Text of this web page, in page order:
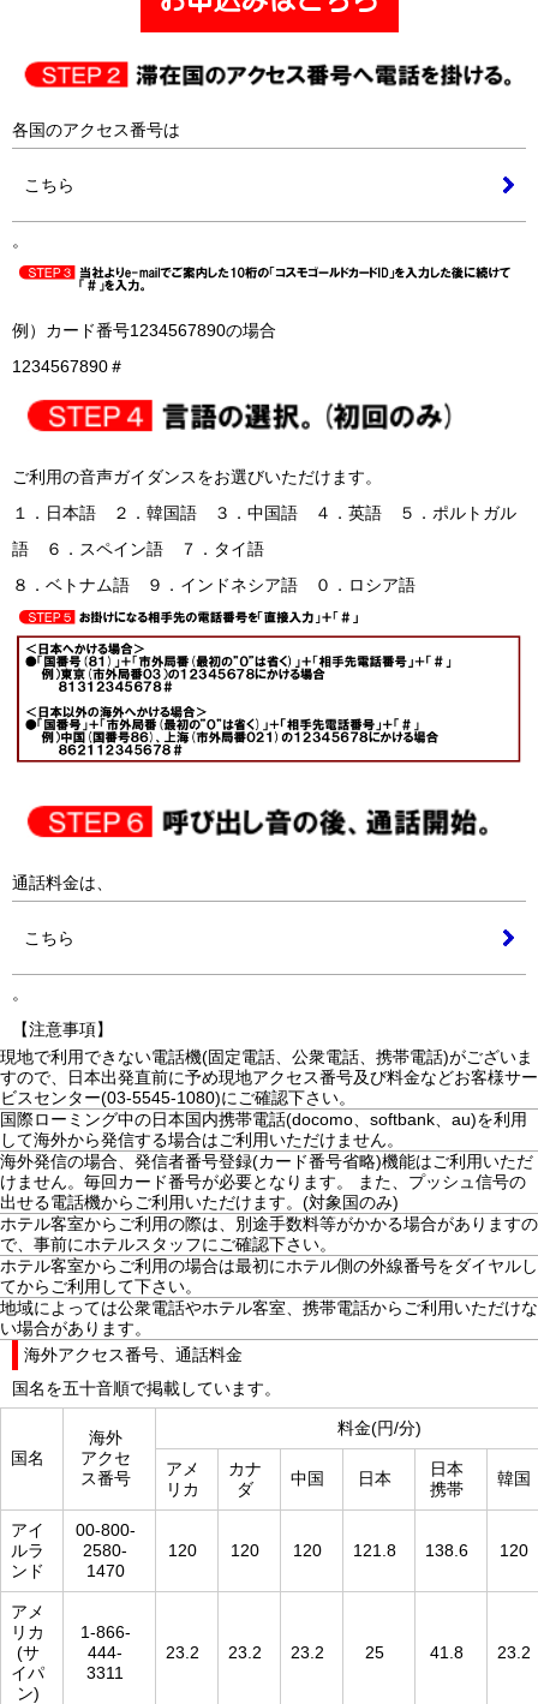
各国のアクセス番号は
こちら
。
例）カード番号1234567890の場合
1234567890＃
ご利用の音声ガイダンスをお選びいただけます。
１．日本語 ２．韓国語 ３．中国語 ４．英語 ５．ポルトガル
語 ６．スペイン語 ７．タイ語
８．ベトナム語 ９．インドネシア語 ０．ロシア語
通話料金は、
こちら
。
【注意事項】
現地で利用できない電話機(固定電話、公衆電話、携帯電話)がございま
すので、日本出発直前に予め現地アクセス番号及び料金などお客様サー
ビスセンター(03-5545-1080)にご確認下さい。
国際ローミング中の日本国内携帯電話(docomo、softbank、au)を利用
して海外から発信する場合はご利用いただけません。
海外発信の場合、発信者番号登録(カード番号省略)機能はご利用いただ
けません。毎回カード番号が必要となります。 また、プッシュ信号の
出せる電話機からご利用いただけます。(対象国のみ)
ホテル客室からご利用の際は、別途手数料等がかかる場合がありますの
で、事前にホテルスタッフにご確認下さい。
ホテル客室からご利用の場合は最初にホテル側の外線番号をダイヤルし
てからご利用して下さい。
地域によっては公衆電話やホテル客室、携帯電話からご利用いただけな
い場合があります。
海外アクセス番号、通話料金
国名を五十音順で掲載しています。
国名
海外
アクセ
ス番号
料金(円/分)
アメ
リカ
カナ
ダ
中国 日本
日本
携帯
韓国
アイ
ルラ
ンド
00-800-
2580-
1470
120 120 120 121.8 138.6 120
アメ
リカ
(サ
イパ
ン)
1-866-
444-
3311
23.2 23.2 23.2 25 41.8 23.2